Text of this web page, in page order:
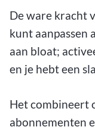
De ware kracht
kunt aanpassen
aan bloat;
en je hebt een
Het combineert
abonnementen